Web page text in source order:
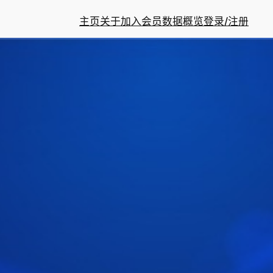
主页关于加入会员数据概览登录/注册